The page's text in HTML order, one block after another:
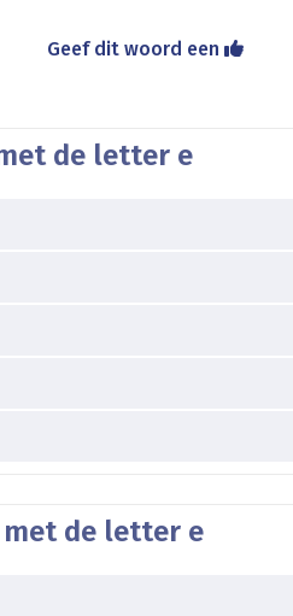
Geef dit woord een
de letter e
de letter e